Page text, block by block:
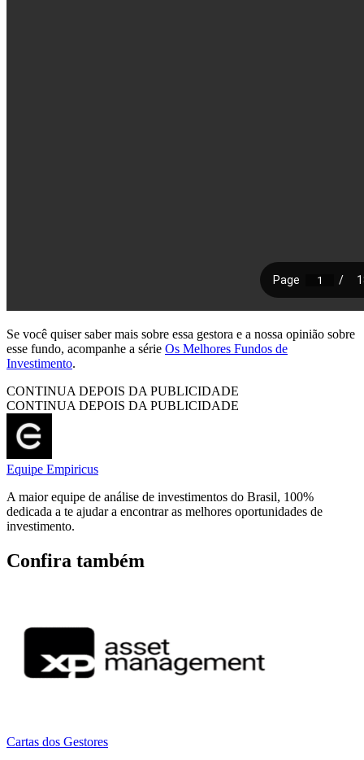
Se você quiser saber mais sobre essa gestora e a nossa opinião sobre
esse fundo, acompanhe a série Os Melhores Fundos de
Investimento.
CONTINUA DEPOIS DA PUBLICIDADE
CONTINUA DEPOIS DA PUBLICIDADE
Equipe Empiricus
A maior equipe de análise de investimentos do Brasil, 100%
dedicada a te ajudar a encontrar as melhores oportunidades de
investimento.
Confira também
Cartas dos Gestores